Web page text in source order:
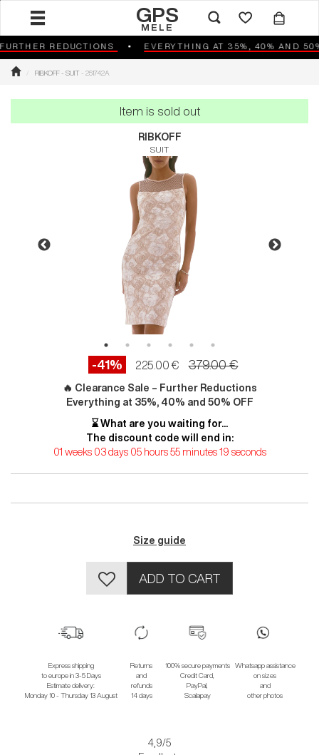
GPS
MELE
REDUCTIONS EVERYTHING AT 35%, 40% AND
RIBKOFF - SUIT - 251742A
Item is sold out
RIBKOFF
SUIT
-41% 225.00 € 379.00 €
🔥 Clearance Sale – Further Reductions
Everything at 35%, 40% and 50% OFF
⌛ What are you waiting for...
The discount code will end in:
01 weeks 03 days 05 hours 55 minutes 19 seconds
Size guide
ADD TO CART
Express shipping
to europe in 3-5 Days
Estimate delivery:
Monday 10 - Thursday 13 August
Returns
and
refunds
14 days
100% secure payments
Credit Card,
PayPal,
Scalapay
Whatsapp assistance
on sizes
and
other photos
4,9/5